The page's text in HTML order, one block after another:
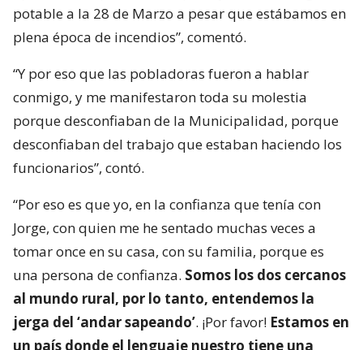
potable a la 28 de Marzo a pesar que estábamos en
plena época de incendios”, comentó.
“Y por eso que las pobladoras fueron a hablar
conmigo, y me manifestaron toda su molestia
porque desconfiaban de la Municipalidad, porque
desconfiaban del trabajo que estaban haciendo los
funcionarios”, contó.
“Por eso es que yo, en la confianza que tenía con
Jorge, con quien me he sentado muchas veces a
tomar once en su casa, con su familia, porque es
una persona de confianza. Somos los dos cercanos
al mundo rural, por lo tanto, entendemos la
jerga del ‘andar sapeando’. ¡Por favor! Estamos en
un país donde el lenguaje nuestro tiene una